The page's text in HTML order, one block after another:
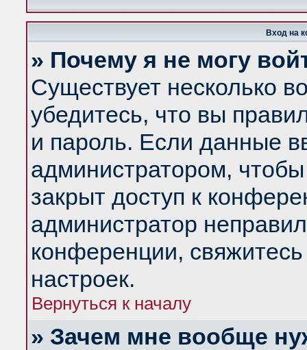
Вход на
» Почему я не могу
Существует несколько
убедитесь, что вы
и пароль. Если данные
администратором,
закрыт доступ к
администратор
конференции,
настроек.
Вернуться к началу
» Зачем мне вообще